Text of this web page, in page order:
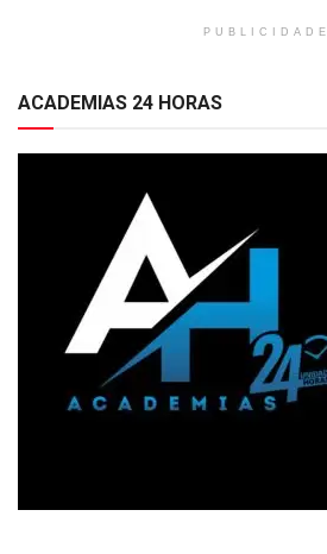
PUBLICIDADE
ACADEMIAS 24 HORAS